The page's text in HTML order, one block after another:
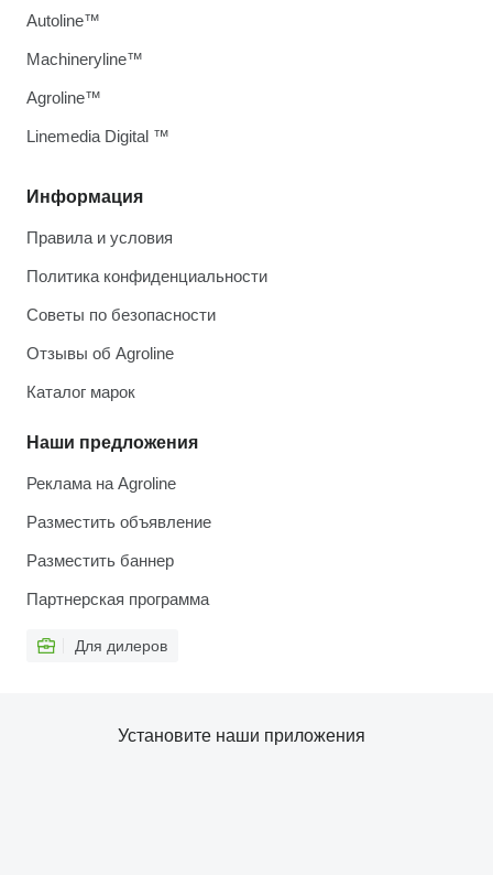
Информация
Правила и условия
Политика конфиденциальности
Советы по безопасности
Отзывы об Agroline
Каталог марок
Наши предложения
Реклама на Agroline
Разместить объявление
Разместить баннер
Партнерская программа
Для дилеров
Autoline™
Machineryline™
Agroline™
Linemedia Digital ™
Установите наши приложения